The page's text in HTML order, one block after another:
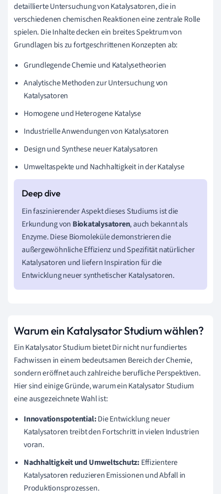
detaillierte Untersuchung von Katalysatoren, die in
verschiedenen chemischen Reaktionen eine zentrale Rolle
spielen. Die Inhalte decken ein breites Spektrum von
Grundlagen bis zu fortgeschrittenen Konzepten ab:
Grundlegende Chemie und Katalysetheorien
Analytische Methoden zur Untersuchung von
Katalysatoren
Homogene und Heterogene Katalyse
Industrielle Anwendungen von Katalysatoren
Design und Synthese neuer Katalysatoren
Umweltaspekte und Nachhaltigkeit in der Katalyse
Ein faszinierender Aspekt dieses Studiums ist die
Erkundung von Biokatalysatoren, auch bekannt als
Enzyme. Diese Biomoleküle demonstrieren die
außergewöhnliche Effizienz und Spezifität natürlicher
Katalysatoren und liefern Inspiration für die
Entwicklung neuer synthetischer Katalysatoren.
Warum ein Katalysator Studium wählen?
Ein Katalysator Studium bietet Dir nicht nur fundiertes
Fachwissen in einem bedeutsamen Bereich der Chemie,
sondern eröffnet auch zahlreiche berufliche Perspektiven.
Hier sind einige Gründe, warum ein Katalysator Studium
eine ausgezeichnete Wahl ist:
Innovationspotential:Die Entwicklung neuer
Katalysatoren treibt den Fortschritt in vielen Industrien
voran.
Nachhaltigkeit und Umweltschutz: Effizientere
Katalysatoren reduzieren Emissionen und Abfall in
Produktionsprozessen.